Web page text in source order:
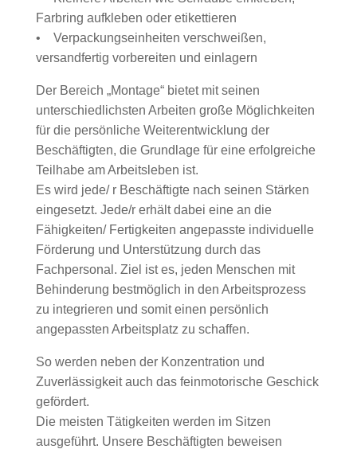
Farbring aufkleben oder etikettieren
• Verpackungseinheiten verschweißen,
versandfertig vorbereiten und einlagern
Der Bereich „Montage“ bietet mit seinen
unterschiedlichsten Arbeiten große Möglichkeiten
für die persönliche Weiterentwicklung der
Beschäftigten, die Grundlage für eine erfolgreiche
Teilhabe am Arbeitsleben ist.
Es wird jede/ r Beschäftigte nach seinen Stärken
eingesetzt. Jede/r erhält dabei eine an die
Fähigkeiten/ Fertigkeiten angepasste individuelle
Förderung und Unterstützung durch das
Fachpersonal. Ziel ist es, jeden Menschen mit
Behinderung bestmöglich in den Arbeitsprozess
zu integrieren und somit einen persönlich
angepassten Arbeitsplatz zu schaffen.
So werden neben der Konzentration und
Zuverlässigkeit auch das feinmotorische Geschick
gefördert.
Die meisten Tätigkeiten werden im Sitzen
ausgeführt. Unsere Beschäftigten beweisen